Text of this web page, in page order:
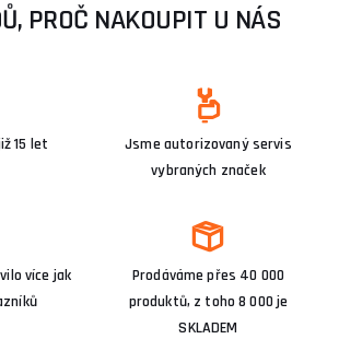
PROČ NAKOUPIT U NÁS
15 let
Jsme autorizovaný servis
vybraných značek
více jak
Prodáváme přes 40 000
produktů, z toho 8 000 je
SKLADEM